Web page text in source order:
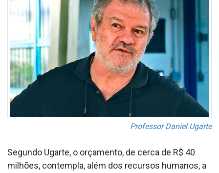
Professor Daniel Ugarte
Segundo Ugarte, o orçamento, de cerca de R$ 40
milhões, contempla, além dos recursos humanos, a